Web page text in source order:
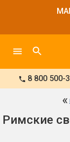
8 800 500-
«
Римские